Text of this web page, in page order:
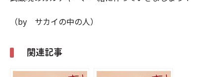
（by サカイの中の人）
関連記事